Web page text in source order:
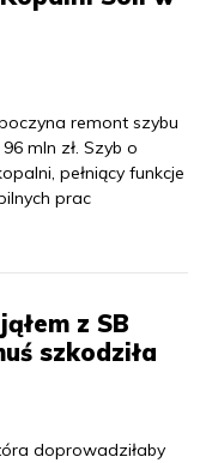
remont szybu
mln zł. Szyb o
pełniący funkcje
prac
z SB
szkodziła
doprowadziłaby